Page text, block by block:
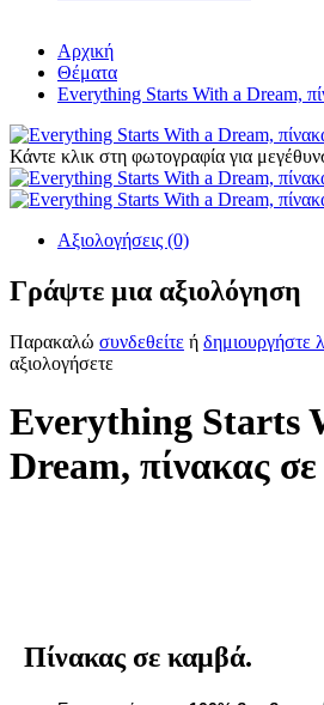
Αρχική
Θέματα
Everything Starts With a Dream,
Κάντε κλικ στη φωτογραφία για
Αξιολογήσεις (0)
Γράψτε μια αξιολόγηση
Παρακαλώ συνδεθείτε ή δημιουργήστε
αξιολογήσετε
Everything Starts
Dream, πίνακας
Πίνακας σε καμβά.